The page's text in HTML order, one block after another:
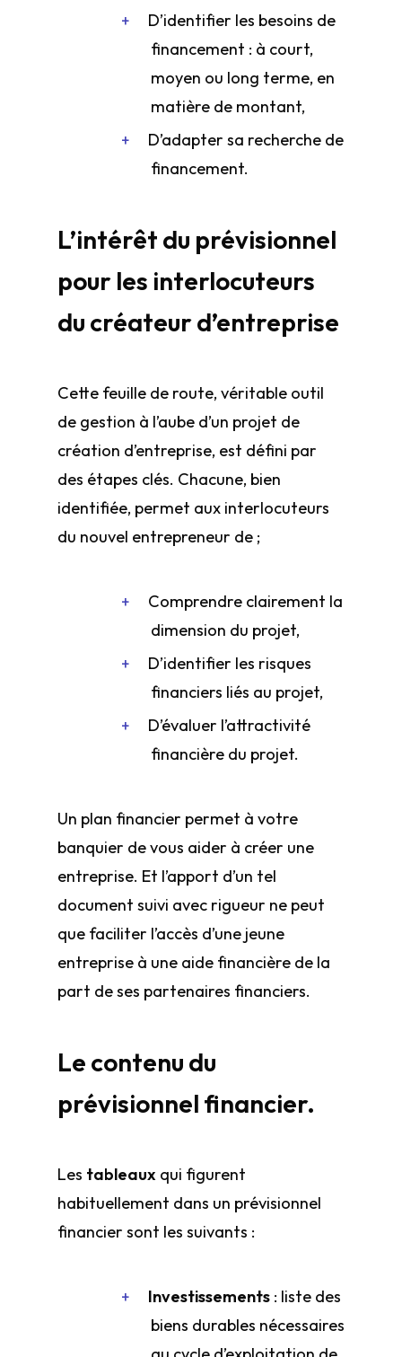
D’identifier les besoins de
financement : à court,
moyen ou long terme, en
matière de montant,
D’adapter sa recherche de
financement.
L’intérêt du prévisionnel
pour les interlocuteurs
du créateur d’entreprise
Cette feuille de route, véritable outil
de gestion à l’aube d’un projet de
création d’entreprise, est défini par
des étapes clés. Chacune, bien
identifiée, permet aux interlocuteurs
du nouvel entrepreneur de ;
Comprendre clairement la
dimension du projet,
D’identifier les risques
financiers liés au projet,
D’évaluer l’attractivité
financière du projet.
Un plan financier permet à votre
banquier de vous aider à créer une
entreprise. Et l’apport d’un tel
document suivi avec rigueur ne peut
que faciliter l’accès d’une jeune
entreprise à une aide financière de la
part de ses partenaires financiers.
Le contenu du
prévisionnel financier.
Les tableaux qui figurent
habituellement dans un prévisionnel
financier sont les suivants :
Investissements : liste des
biens durables nécessaires